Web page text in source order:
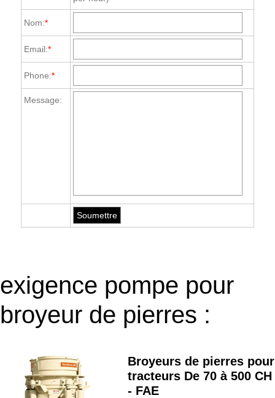
Nom:*
Email:*
Phone:*
Message:
exigence pompe pour
broyeur de pierres :
Broyeurs de pierres pour
tracteurs De 70 à 500 CH
- FAE